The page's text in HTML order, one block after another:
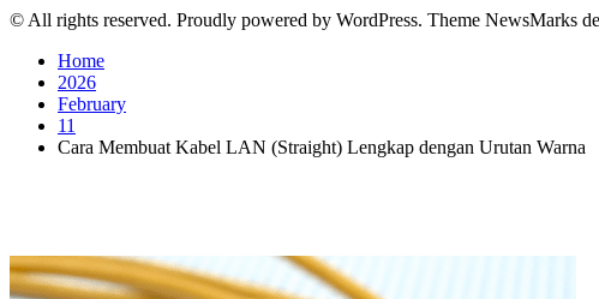
© All rights reserved. Proudly powered by WordPress. Theme NewsMarks
Home
2026
February
11
Cara Membuat Kabel LAN (Straight) Lengkap dengan Urutan Warna